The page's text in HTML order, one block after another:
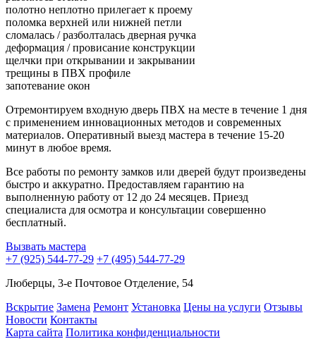
полотно неплотно прилегает к проему
поломка верхней или нижней петли
сломалась / разболталась дверная ручка
деформация / провисание конструкции
щелчки при открывании и закрывании
трещины в ПВХ профиле
запотевание окон
Отремонтируем входную дверь ПВХ на месте в течение 1 дня
с применением инновационных методов и современных
материалов. Оперативный выезд мастера в течение 15-20
минут в любое время.
Все работы по ремонту замков или дверей будут произведены
быстро и аккуратно. Предоставляем гарантию на
выполненную работу от 12 до 24 месяцев. Приезд
специалиста для осмотра и консультации совершенно
бесплатный.
Вызвать мастера
+7 (925) 544-77-29 +7 (495) 544-77-29
Люберцы, 3-е Почтовое Отделение, 54
Вскрытие Замена Ремонт Установка Цены на услуги Отзывы
Новости Контакты
Карта сайта Политика конфиденциальности